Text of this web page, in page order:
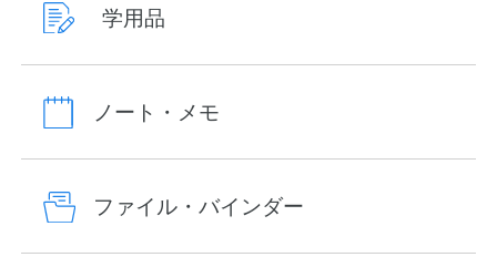
学用品
ノート・メモ
ファイル・バインダー